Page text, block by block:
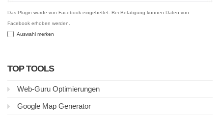
Das Plugin wurde von Facebook eingebettet. Bei Betätigung können Daten von
Facebook erhoben werden.
Auswahl merken
TOP TOOLS
Web-Guru Optimierungen
Google Map Generator